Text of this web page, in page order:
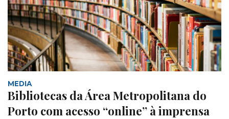
MEDIA
Bibliotecas da Área Metropolitana do
Porto com acesso “online” à imprensa